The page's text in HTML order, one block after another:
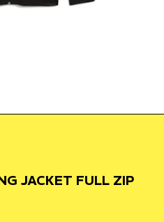
JACKET FULL ZIP